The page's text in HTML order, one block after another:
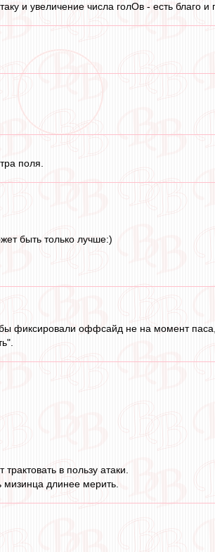
и увеличение числа голОв - есть благо
поля.
быть только лучше:)
фиксировали оффсайд не на момент
в пользу атаки.
мизинца длинее мерить.